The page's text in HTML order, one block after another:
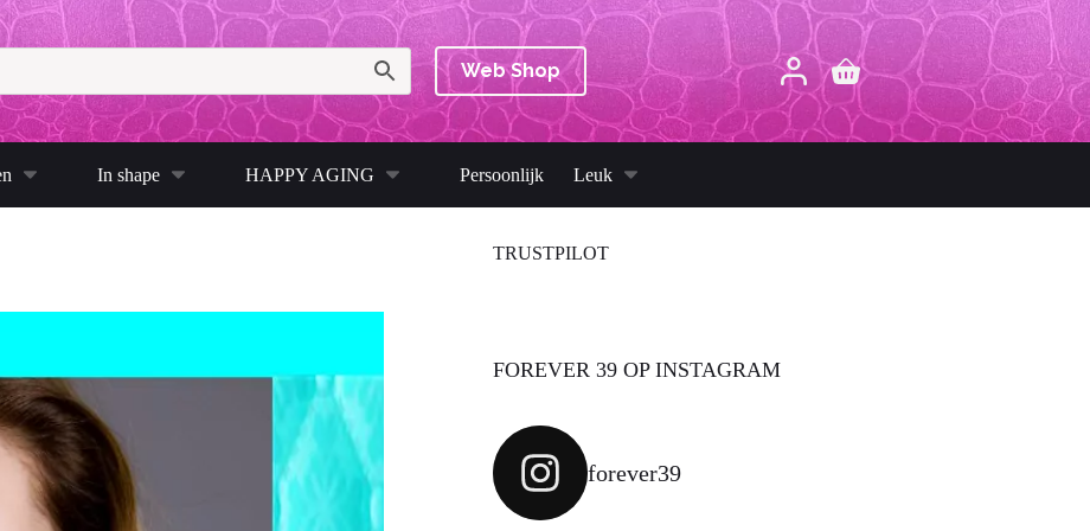
Web Shop Winkelwagen
In shape HAPPY AGING Persoonlijk Leuk
TRUSTPILOT
FOREVER 39 OP INSTAGRAM
forever39